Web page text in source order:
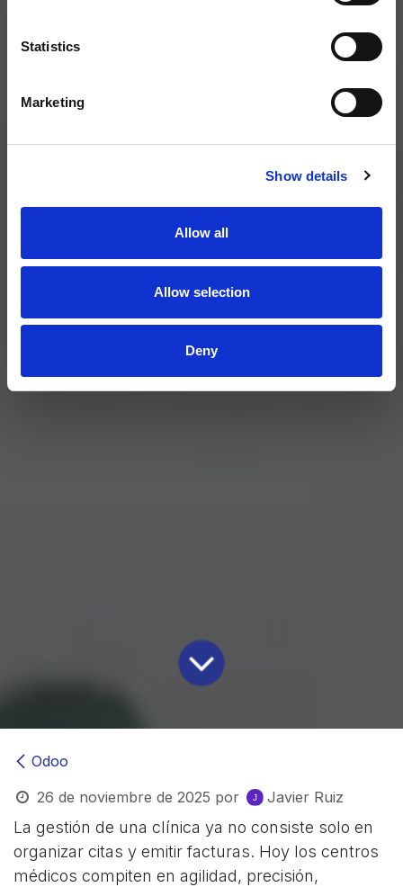
Statistics
Marketing
Show details
Allow all
Allow selection
Deny
Odoo
26 de noviembre de 2025 por Javier Ruiz
La gestión de una clínica ya no consiste solo en
organizar citas y emitir facturas. Hoy los centros
médicos compiten en agilidad, precisión,